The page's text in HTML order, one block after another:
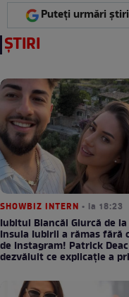
Puteți urmări
ȘTIRI
SHOWBIZ INTERN • la 18:23
Iubitul Biancăi Giurcă de la
Insula Iubirii a rămas fără
de Instagram! Patrick
dezvăluit ce explicație a